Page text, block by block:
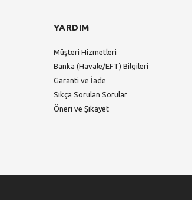
YARDIM
Müşteri Hizmetleri
Banka (Havale/EFT) Bilgileri
Garanti ve İade
Sıkça Sorulan Sorular
Öneri ve Şikayet